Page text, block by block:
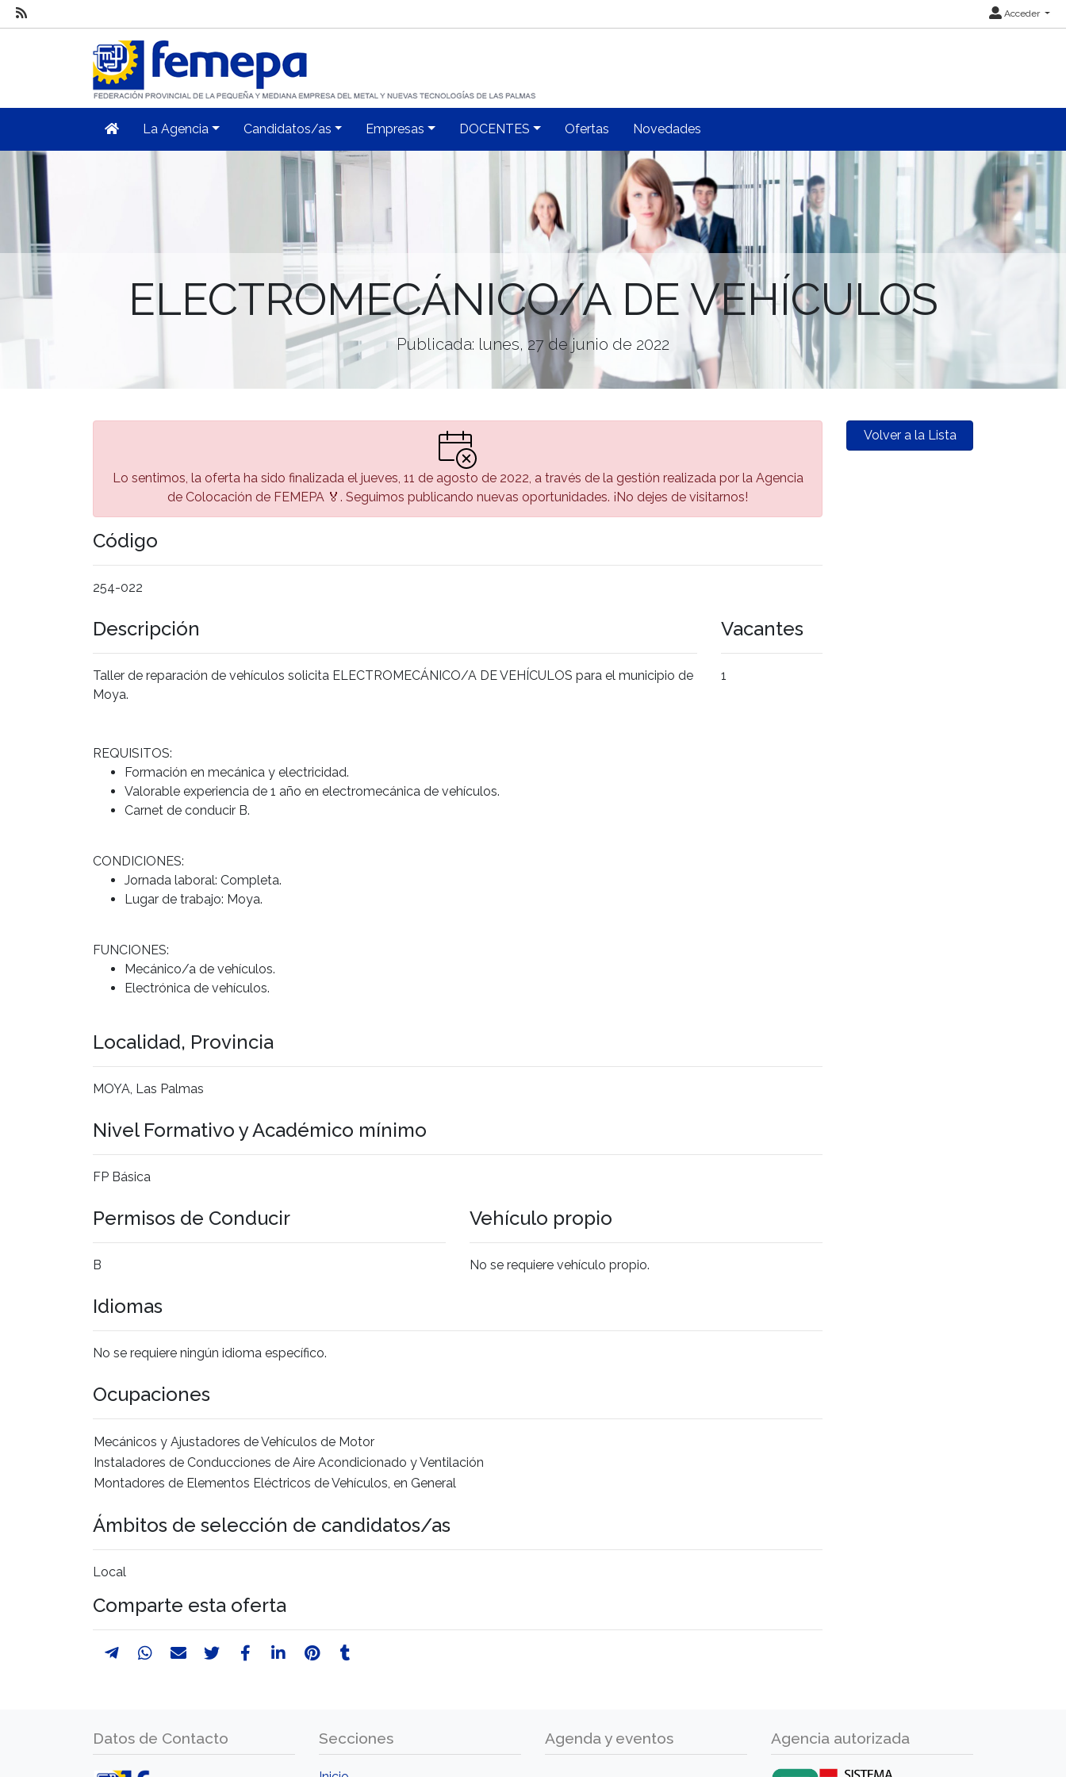
Acceder
La Agencia Candidatos/as Empresas DOCENTES Ofertas Novedades
ELECTROMECÁNICO/A DE VEHÍCULOS
Publicada: lunes, 27 de junio de 2022
Lo sentimos, la oferta ha sido finalizada el jueves, 11 de agosto de 2022, a través de la gestión realizada por la Agencia
de Colocación de FEMEPA 🏅. Seguimos publicando nuevas oportunidades. ¡No dejes de visitarnos!
Código
254-022
Descripción
Taller de reparación de vehículos solicita ELECTROMECÁNICO/A DE VEHÍCULOS para el municipio de
Moya.
Vacantes
1
REQUISITOS:
Formación en mecánica y electricidad.
Valorable experiencia de 1 año en electromecánica de vehículos.
Carnet de conducir B.
CONDICIONES:
Jornada laboral: Completa.
Lugar de trabajo: Moya.
FUNCIONES:
Mecánico/a de vehículos.
Electrónica de vehículos.
Localidad, Provincia
MOYA, Las Palmas
Nivel Formativo y Académico mínimo
FP Básica
Permisos de Conducir
B
Vehículo propio
No se requiere vehículo propio.
Idiomas
No se requiere ningún idioma específico.
Ocupaciones
Mecánicos y Ajustadores de Vehículos de Motor
Instaladores de Conducciones de Aire Acondicionado y Ventilación
Montadores de Elementos Eléctricos de Vehículos, en General
Ámbitos de selección de candidatos/as
Local
Comparte esta oferta
Volver a la Lista
Datos de Contacto Secciones Agenda y eventos Agencia autorizada